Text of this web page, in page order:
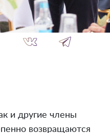
и другие члены
возвращаются